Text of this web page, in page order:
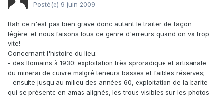
Posté(e) 9 juin 2009
Bah ce n'est pas bien grave donc autant le traiter de façon
légère! et nous faisons tous ce genre d'erreurs quand on va trop
vite!
Concernant l'histoire du lieu:
- des Romains à 1930: exploitation très sproradique et artisanale
du minerai de cuivre malgré teneurs basses et faibles réserves;
- ensuite jusqu'au milieu des années 60, exploitation de la barite
qui se présente en amas alignés, les trous visibles sur les photos